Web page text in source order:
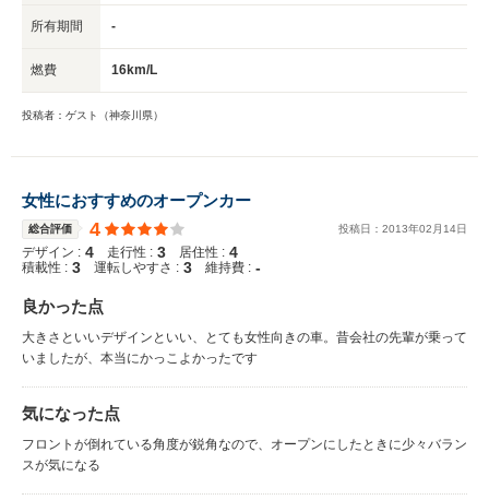
所有期間 -
燃費 16km/L
投稿者：ゲスト（神奈川県）
女性におすすめのオープンカー
総合評価 4 投稿日： 2013年02 月 14日
デザイン : 4 走行性 : 3 居住性 : 4
積載性 : 3 運転しやすさ : 3 維持費 : -
良かった点
大きさといいデザインといい、とても女性向きの車。昔会社の先輩が乗って
いましたが、本当にかっこよかったです
気になった点
フロントが倒れている角度が鋭角なので、オープンにしたときに少々バラン
スが気になる